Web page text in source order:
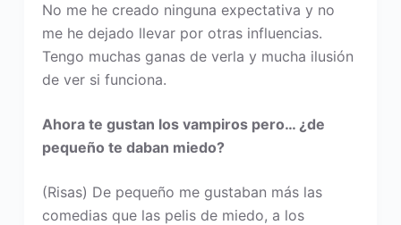
No me he creado ninguna expectativa y no
me he dejado llevar por otras influencias.
Tengo muchas ganas de verla y mucha ilusión
de ver si funciona.
Ahora te gustan los vampiros pero… ¿de
pequeño te daban miedo?
(Risas) De pequeño me gustaban más las
comedias que las pelis de miedo, a los